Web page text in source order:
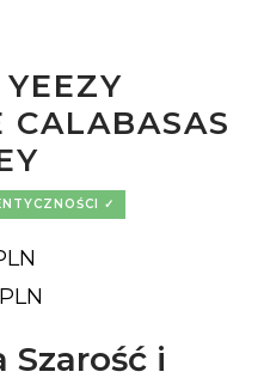
CALABASAS
PLN
Szarość i